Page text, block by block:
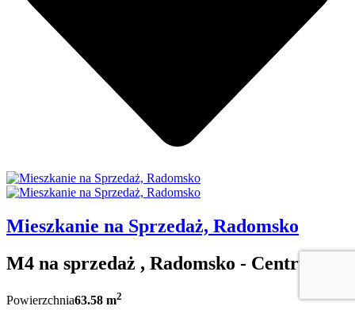
Mieszkanie na Sprzedaż, Radomsko
M4 na sprzedaż , Radomsko - Centrum
Powierzchnia63.58 m2